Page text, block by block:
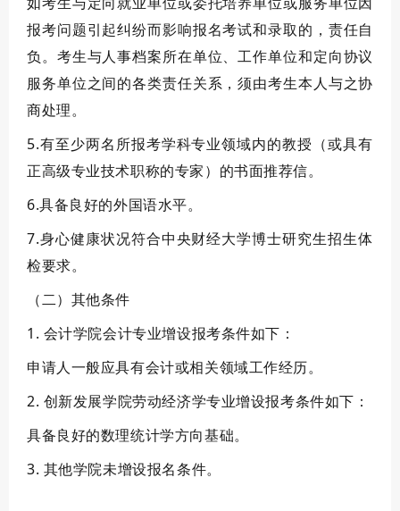
报考问题引起纠纷而影响报名考试和录取的，责任自
负。考生与人事档案所在单位、工作单位和定向协议
服务单位之间的各类责任关系，须由考生本人与之协
商处理。
5.有至少两名所报考学科专业领域内的教授（或具有
正高级专业技术职称的专家）的书面推荐信。
6.具备良好的外国语水平。
7.身心健康状况符合中央财经大学博士研究生招生体
检要求。
（二）其他条件
1. 会计学院会计专业增设报考条件如下：
申请人一般应具有会计或相关领域工作经历。
2. 创新发展学院劳动经济学专业增设报考条件如下：
具备良好的数理统计学方向基础。
3. 其他学院未增设报名条件。